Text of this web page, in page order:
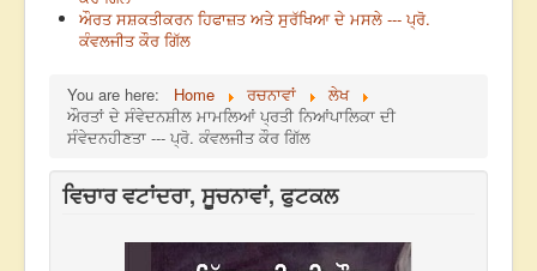
ਔਰਤ ਸਸ਼ਕਤੀਕਰਨ ਹਿਫਾਜ਼ਤ ਅਤੇ ਸੁਰੱਖਿਆ ਦੇ ਮਸਲੇ --- ਪ੍ਰੋ.
ਕੰਵਲਜੀਤ ਕੌਰ ਗਿੱਲ
You are here: Home ਰਚਨਾਵਾਂ
ਲੇਖ
ਔਰਤਾਂ ਦੇ ਸੰਵੇਦਨਸ਼ੀਲ ਮਾਮਲਿਆਂ ਪ੍ਰਤੀ ਨਿਆਂਪਾਲਿਕਾ ਦੀ
ਸੰਵੇਦਨਹੀਣਤਾ --- ਪ੍ਰੋ. ਕੰਵਲਜੀਤ ਕੌਰ ਗਿੱਲ
ਵਿਚਾਰ ਵਟਾਂਦਰਾ, ਸੂਚਨਾਵਾਂ, ਫੁਟਕਲ